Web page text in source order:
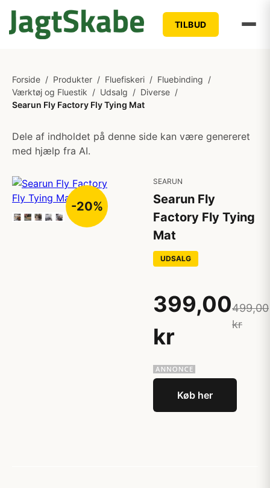
TILBUD
Forside / Produkter / Fluefiskeri / Fluebinding /
Værktøj og Fluestik / Udsalg / Diverse /
Searun Fly Factory Fly Tying Mat
Dele af indholdet på denne side kan være genereret
med hjælp fra AI.
-20%
SEARUN
Searun Fly
Factory Fly Tying
Mat
UDSALG
399,00
kr
499,00
kr
Køb her